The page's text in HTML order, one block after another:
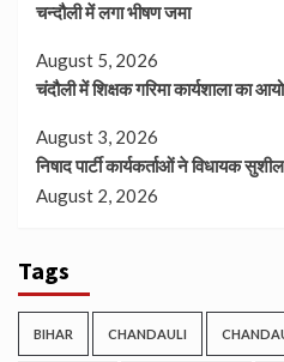
चन्दौली में लगा भीषण जमा
August 5, 2026
चंदौली में शिक्षक गरिमा कार्यशाला का
August 3, 2026
निषाद पार्टी कार्यकर्ताओं ने विधायक
August 2, 2026
Tags
BIHAR CHANDAULI